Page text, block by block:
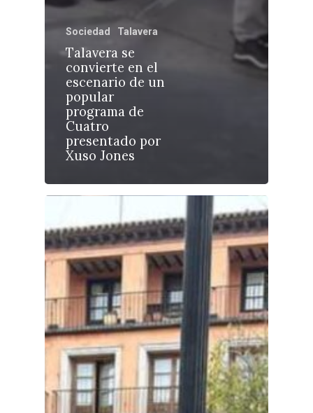
Sociedad Talavera
Talavera se
convierte en el
escenario de un
popular
programa de
Cuatro
presentado por
Xuso Jones
Cuenca
Guadalajara
Talavera
Cultura
Deportes
Sucesos
Medio Ambiente
Planeta Rural
Especiales
Política
Galerías